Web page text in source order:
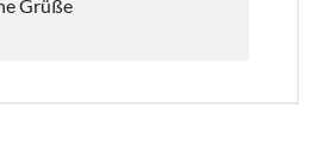
Grüße